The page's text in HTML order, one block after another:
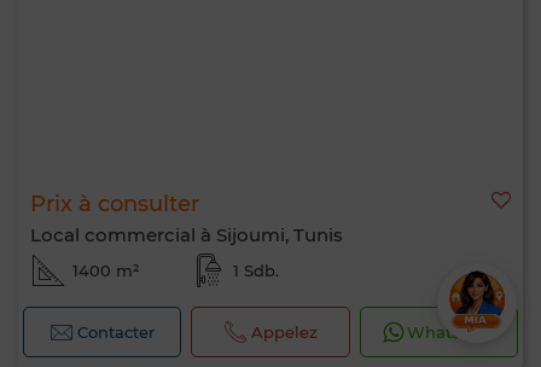
Prix à consulter
Local commercial à Sijoumi, Tunis
1400 m² 1 Sdb.
Contacter Appelez WhatsApp